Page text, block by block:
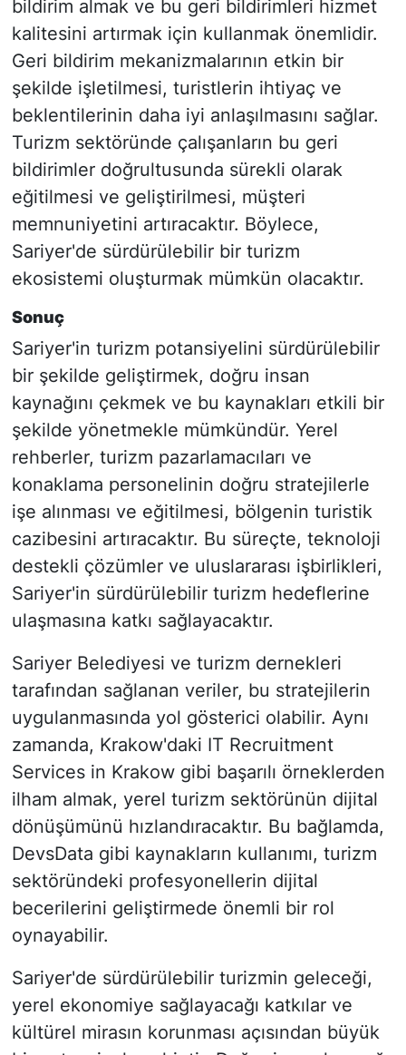
bildirim almak ve bu geri bildirimleri hizmet
kalitesini artırmak için kullanmak önemlidir.
Geri bildirim mekanizmalarının etkin bir
şekilde işletilmesi, turistlerin ihtiyaç ve
beklentilerinin daha iyi anlaşılmasını sağlar.
Turizm sektöründe çalışanların bu geri
bildirimler doğrultusunda sürekli olarak
eğitilmesi ve geliştirilmesi, müşteri
memnuniyetini artıracaktır. Böylece,
Sariyer'de sürdürülebilir bir turizm
ekosistemi oluşturmak mümkün olacaktır.
Sonuç
Sariyer'in turizm potansiyelini sürdürülebilir
bir şekilde geliştirmek, doğru insan
kaynağını çekmek ve bu kaynakları etkili bir
şekilde yönetmekle mümkündür. Yerel
rehberler, turizm pazarlamacıları ve
konaklama personelinin doğru stratejilerle
işe alınması ve eğitilmesi, bölgenin turistik
cazibesini artıracaktır. Bu süreçte, teknoloji
destekli çözümler ve uluslararası işbirlikleri,
Sariyer'in sürdürülebilir turizm hedeflerine
ulaşmasına katkı sağlayacaktır.
Sariyer Belediyesi ve turizm dernekleri
tarafından sağlanan veriler, bu stratejilerin
uygulanmasında yol gösterici olabilir. Aynı
zamanda, Krakow'daki IT Recruitment
Services in Krakow gibi başarılı örneklerden
ilham almak, yerel turizm sektörünün dijital
dönüşümünü hızlandıracaktır. Bu bağlamda,
DevsData gibi kaynakların kullanımı, turizm
sektöründeki profesyonellerin dijital
becerilerini geliştirmede önemli bir rol
oynayabilir.
Sariyer'de sürdürülebilir turizmin geleceği,
yerel ekonomiye sağlayacağı katkılar ve
kültürel mirasın korunması açısından büyük